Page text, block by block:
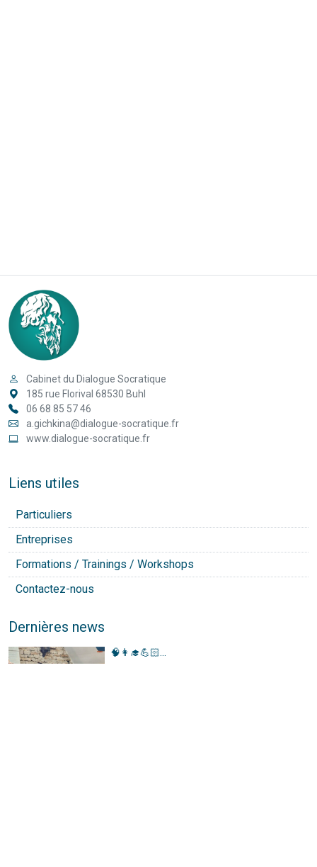
Cabinet du Dialogue Socratique
185 rue Florival 68530 Buhl
06 68 85 57 46
a.gichkina@dialogue-socratique.fr
www.dialogue-socratique.fr
Liens utiles
Particuliers
Entreprises
Formations / Trainings / Workshops
Contactez-nous
Dernières news
🧠👩‍🎓💪🏻...